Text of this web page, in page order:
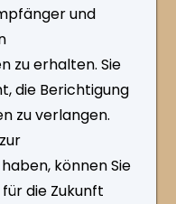
und
zu erhalten. Sie
die Berichtigung
zu verlangen.
können Sie
die Zukunft